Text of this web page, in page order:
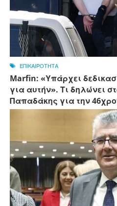
ΕΠΙΚΑΙΡΟΤΗΤΑ
Marfin: «Υπάρχει
για αυτήν». Τι δηλώνει
Παπαδάκης για την